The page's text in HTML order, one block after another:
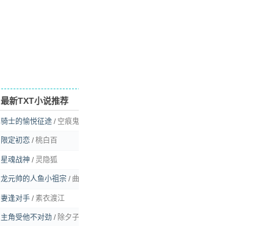
最新TXT小说推荐
骑士的愉悦征途 / 空痕鬼彻
限定初恋 /桃白百
星魂战神 / 灵隐狐
龙元帅的人鱼小祖宗 / 曲流逸
妻逢对手 /素衣渡江
主角受他不对劲 / 除夕子时雪